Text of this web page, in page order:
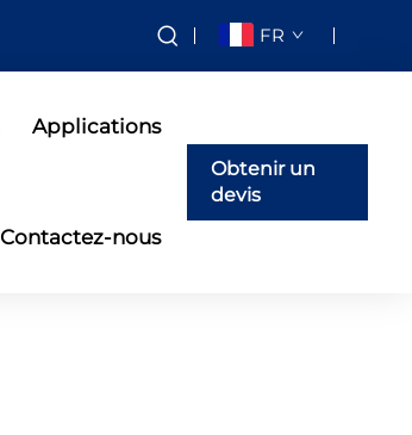
FR
Applications
Contactez-nous
Obtenir un
devis